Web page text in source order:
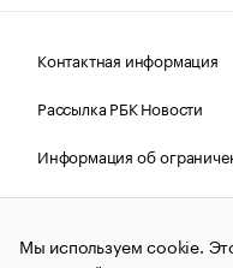
Контактная информация
Рассылка РБК Новости
Информация об
Правовая информация
© АО
Мы используем cookie.